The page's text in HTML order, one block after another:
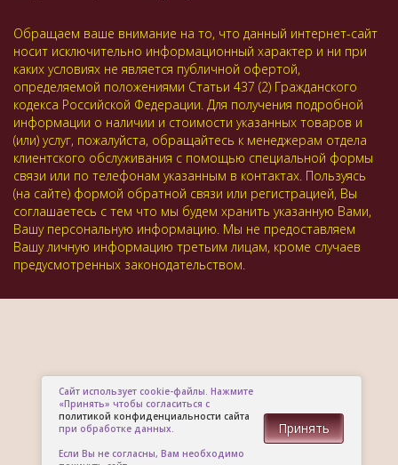
Обращаем ваше внимание на то, что данный интернет-сайт
носит исключительно информационный характер и ни при
каких условиях не является публичной офертой,
определяемой положениями Статьи 437 (2) Гражданского
кодекса Российской Федерации. Для получения подробной
информации о наличии и стоимости указанных товаров и
(или) услуг, пожалуйста, обращайтесь к менеджерам отдела
клиентского обслуживания с помощью специальной формы
связи или по телефонам указанным в контактах. Пользуясь
(на сайте) формой обратной связи или регистрацией, Вы
соглашаетесь с тем что мы будем хранить указанную Вами,
Вашу персональную информацию. Мы не предоставляем
Вашу личную информацию третьим лицам, кроме случаев
предусмотренных законодательством.
Сайт использует cookie-файлы. Нажмите
«Принять» чтобы согласиться с
политикой конфиденциальности сайта
при обработке данных.
Если Вы не согласны, Вам необходимо
Принять